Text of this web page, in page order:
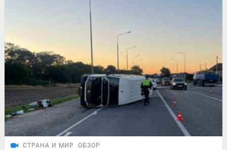
СТРАНА И МИР ОБЗОР